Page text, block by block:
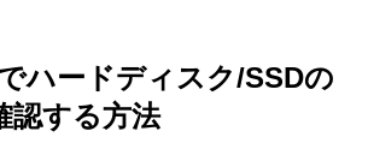
ハードディスク/SSDの
認する方法